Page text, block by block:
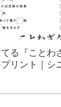
る『ことわ
リント｜シ